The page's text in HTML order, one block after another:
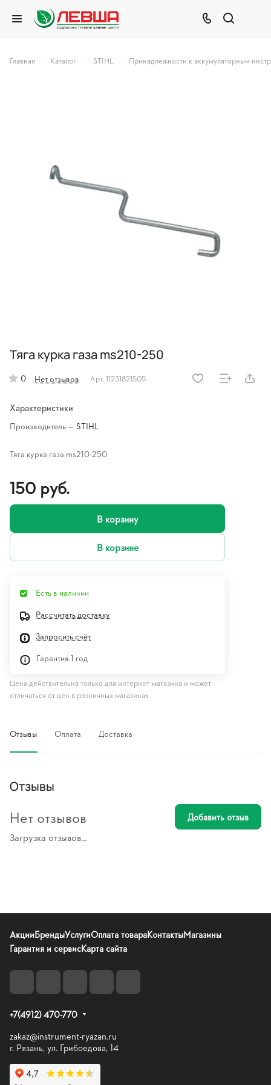
Главная – Каталог – STIHL – Принадлежности к аккумуляторным
Тяга курка газа ms210-250
0 Нет отзывов Арт. 11231821505
Характеристики
Производитель — STIHL
Тяга курка газа ms210-250
150 руб.
В корзину
В корзине
Есть в наличии
Рассчитать доставку
Запросить счёт
Гарантия 1 год
Цена действительна только для интернет-магазина и может
отличаться от цен в розничных магазинах
Отзывы Оплата Доставка
Отзывы
Загрузка отзывов...
Нет отзывов Добавить отзыв
АкцииБрендыУслугиОплата товараКонтактыМагазины
Гарантия и сервисКарта сайта
+7(4912) 470-770
zakaz@instrument-ryazan.ru
г. Рязань, ул. Грибоедова, 14